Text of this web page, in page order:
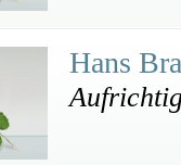
Hans